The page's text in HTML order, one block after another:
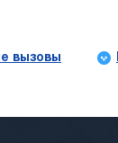
вызовы